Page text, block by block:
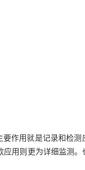
作用就是记录和检
用则更为详细监测